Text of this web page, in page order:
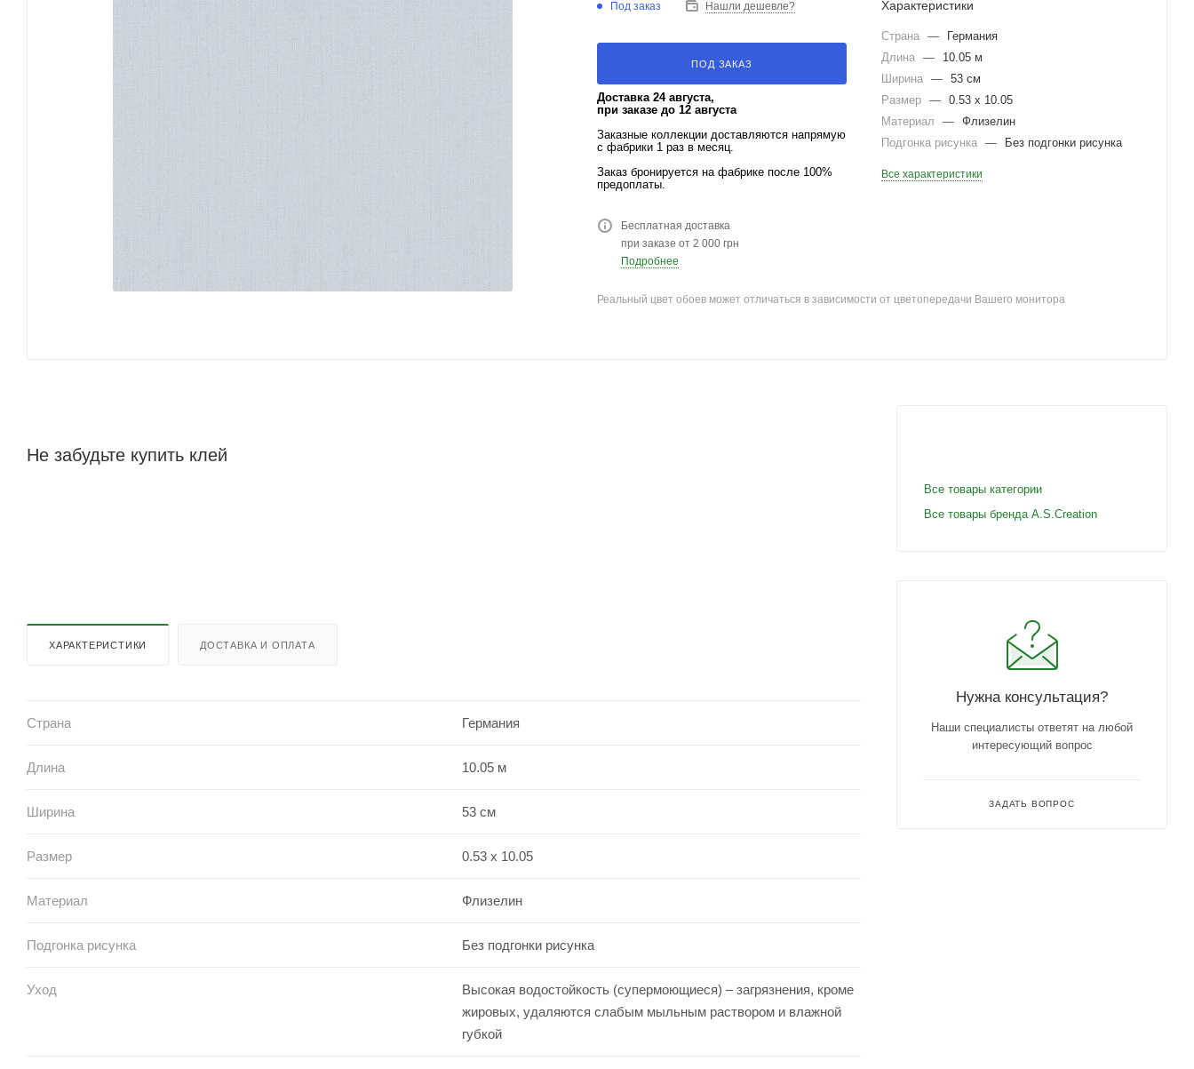
Под заказ Нашли дешевле?
ПОД ЗАКАЗ
Доставка 24 августа,
при заказе до 12 августа
Заказные коллекции доставляются напрямую
с фабрики 1 раз в месяц.
Заказ бронируется на фабрике после 100%
предоплаты.
Бесплатная доставка
при заказе от 2 000 грн
Подробнее
Характеристики
Страна —
Германия
Длина —
10.05 м
Ширина — 53 см
Размер — 0.53 x 10.05
Материал
— Флизелин
Подгонка рисунка — Без подгонки рисунка
Все характеристики
Реальный цвет обоев может отличаться в зависимости от цветопередачи Вашего монитора
Не забудьте купить клей
ХАРАКТЕРИСТИКИ ДОСТАВКА И ОПЛАТА
Страна Германия
Длина 10.05 м
Ширина 53 см
Размер 0.53 x 10.05
Материал Флизелин
Подгонка рисунка Без подгонки рисунка
Уход
Высокая водостойкость (супермоющиеся) – загрязнения, кроме
жировых, удаляются слабым мыльным раствором и влажной
губкой
Все товары категории
Все товары бренда A.S.Creation
Нужна консультация?
Наши специалисты ответят на любой
интересующий вопрос
ЗАДАТЬ ВОПРОС